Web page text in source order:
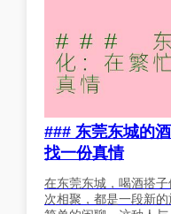
### 东莞东城的
找一份真情
在东莞东城，喝酒搭
次相聚，都是一段新